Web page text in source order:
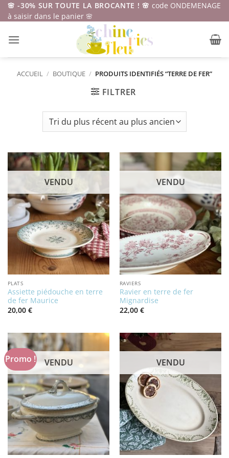
Passer
au
🌸 -30% SUR TOUTE LA BROCANTE ! 🌸 code ONDEMENAGE
à saisir dans le panier 🌸
ACCUEIL / BOUTIQUE / PRODUITS IDENTIFIÉS “TERRE DE FER”
FILTRER
VENDU
PLATS
Assiette piédouche en terre
de fer Maurice
20,00 €
VENDU
RAVIERS
Ravier en terre de fer
Mignardise
22,00 €
Promo ! VENDU VENDU